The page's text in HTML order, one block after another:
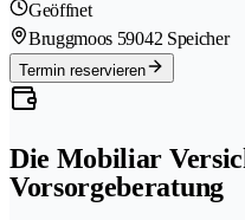
Geöffnet
Bruggmoos 59042 Speicher
Termin reservieren
Die Mobiliar
Vorsorgeberatung